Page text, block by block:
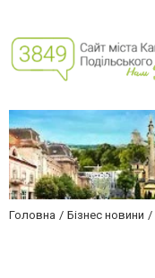
Головна Бізнес новини